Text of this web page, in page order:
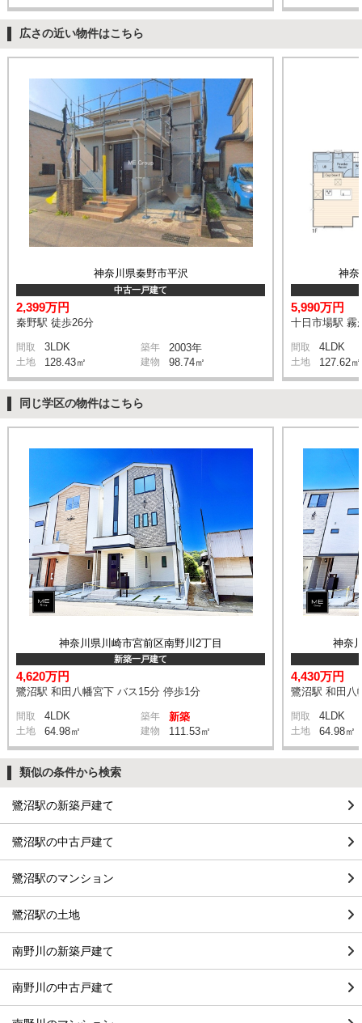
広さの近い物件はこちら
神奈川県秦野市平沢
中古一戸建て
2,399万円
秦野駅 徒歩26分
間取 3LDK 築年 2003年
土地 128.43㎡ 建物 98.74㎡
神奈
5,990万円
十日市場駅 霧
間取 4LDK
土地 127.62㎡
同じ学区の物件はこちら
神奈川県川崎市宮前区南野川2丁目
新築一戸建て
4,620万円
鷺沼駅 和田八幡宮下 バス15分 停歩1分
間取 4LDK 築年 新築
土地 64.98㎡ 建物 111.53㎡
神奈
4,430万円
鷺沼駅 和田八
間取 4LDK
土地 64.98㎡
類似の条件から検索
鷺沼駅の新築戸建て
鷺沼駅の中古戸建て
鷺沼駅のマンション
鷺沼駅の土地
南野川の新築戸建て
南野川の中古戸建て